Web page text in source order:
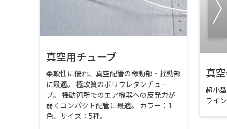
真空用チューブ
柔軟性に優れ、真空配管の稼動部・揺動部
に最適。 極軟質のポリウレタンチュー
ブ。 揺動箇所でのエア機器への反発力が
弱くコンパクト配管に最適。 カラー：1
色、サイズ：5種。
真
超小
ライ